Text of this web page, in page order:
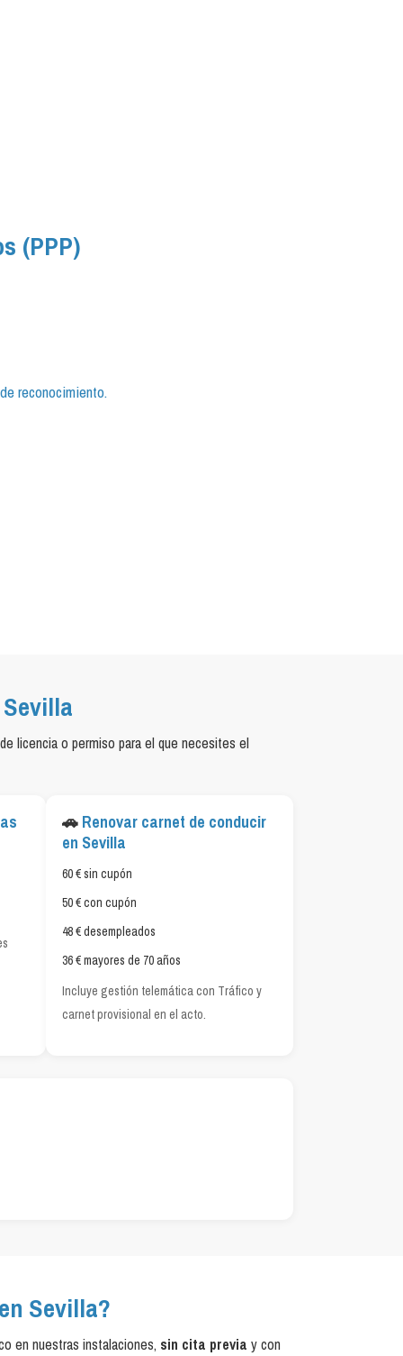
(PPP)
reconocimiento.
licencia o permiso para el que necesites el
🚗 Renovar carnet de conducir
en Sevilla
60 € sin cupón
50 € con cupón
48 € desempleados
36 € mayores de 70 años
Incluye gestión telemática con Tráfico y
carnet provisional en el acto.
Sevilla?
en nuestras instalaciones, sin cita previa y con